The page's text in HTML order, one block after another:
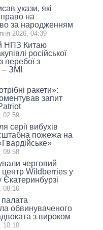
укази, які
на
за народженням
2026, 04:39
НПЗ Китаю
російської
перебої з
ЗМІ
ракети»:
запит
02:59
серії вибухів
пожежа на
09:58
черговий
центр Wildberries у
Єкатеринбурзі
08:16
обвинуваченого
з вироком
10:10